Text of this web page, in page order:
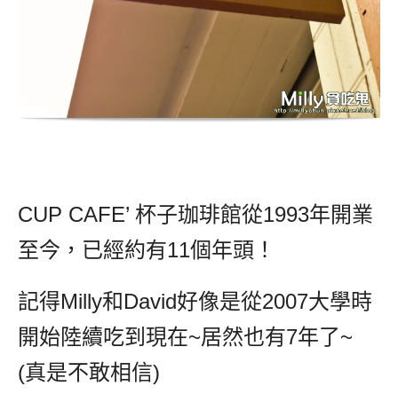
CUP CAFE’ 杯子珈琲館從1993年開業
至今，已經約有11個年頭！
記得Milly和David好像是從2007大學時
開始陸續吃到現在~居然也有7年了~
(真是不敢相信)